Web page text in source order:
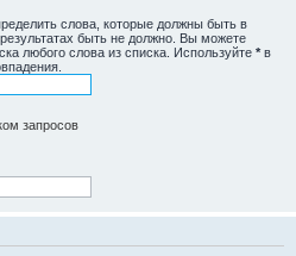
слова, которые должны быть в
быть не должно. Вы можете
любого слова из списка. Используйте * в
запросов